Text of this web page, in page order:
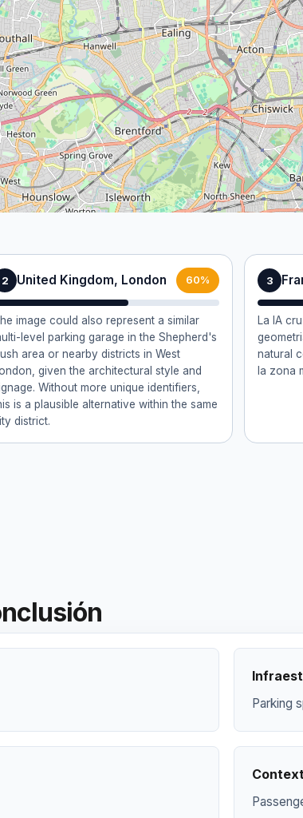
2 United Kingdom, London 60%
image could also represent a similar
level parking garage in the Shepherd's
area or nearby districts in West
given the architectural style and
Without more unique identifiers,
is a plausible alternative within the same
district.
3
La IA
natural
la zona
Parking